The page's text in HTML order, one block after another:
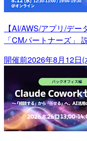
【AI/AWS/アプリ/デ
「CMパートナーズ」
開催前2026年8月12日(